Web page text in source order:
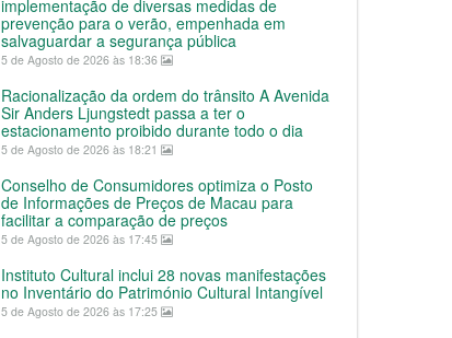
implementação de diversas medidas de
prevenção para o verão, empenhada em
salvaguardar a segurança pública
5 de Agosto de 2026 às 18:36
Racionalização da ordem do trânsito A Avenida
Sir Anders Ljungstedt passa a ter o
estacionamento proibido durante todo o dia
5 de Agosto de 2026 às 18:21
Conselho de Consumidores optimiza o Posto
de Informações de Preços de Macau para
facilitar a comparação de preços
5 de Agosto de 2026 às 17:45
Instituto Cultural inclui 28 novas manifestações
no Inventário do Património Cultural Intangível
5 de Agosto de 2026 às 17:25